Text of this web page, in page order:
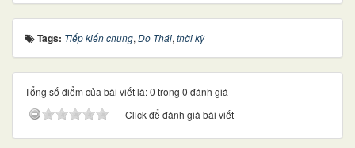
Tags: Tiếp kiến chung, Do Thái, thời kỳ
Tổng số điểm của bài viết là: 0 trong 0 đánh giá
Click để đánh giá bài viết